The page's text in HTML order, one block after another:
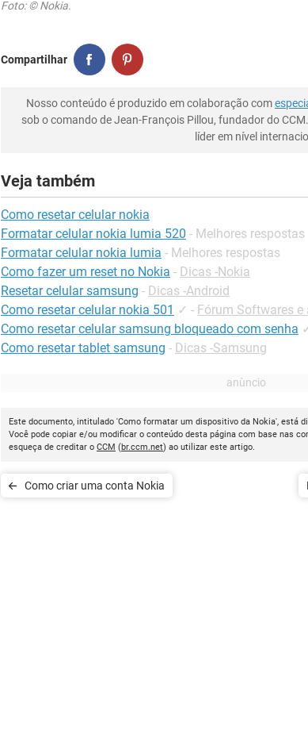
Foto: © Nokia.
Compartilhar
Nosso conteúdo é produzido em colaboração com
sob o comando de Jean-François Pillou, fundador do
líder em nível
Veja também
Como resetar celular nokia
Formatar celular nokia lumia 520 - Melhores respostas
Formatar celular nokia lumia - Melhores respostas
Como fazer um reset no Nokia - Dicas -Nokia
Resetar celular samsung - Dicas -Android
Como resetar celular nokia 501 ✓ - Fórum Softwares
Como resetar celular samsung bloqueado com senha
Como resetar tablet samsung - Dicas -Samsung
Este documento, intitulado 'Como formatar um dispositivo da Nokia', está
Você pode copiar e/ou modificar o conteúdo desta página com base nas
esqueça de creditar o CCM (br.ccm.net) ao utilizar este artigo.
Como criar uma conta Nokia